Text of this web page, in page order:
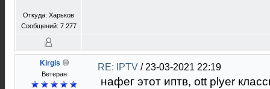
Откуда: Харьков
Сообщений: 7 277
Kirgis
Ветеран
RE: IPTV / 23-03-2021 22:19
нафег этот иптв, ott plyer